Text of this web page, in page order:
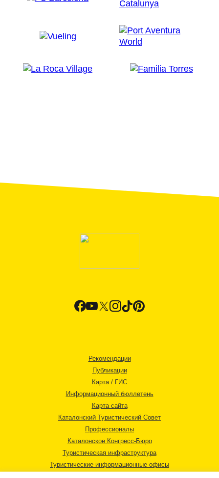
Рекомендации
Публикации
Карта / ГИС
Информационный бюллетень
Карта сайта
Каталонский Туристический Совет
Профессионалы
Каталонское Конгресс-Бюро
Туристическая инфраструктура
Туристические информационные офисы